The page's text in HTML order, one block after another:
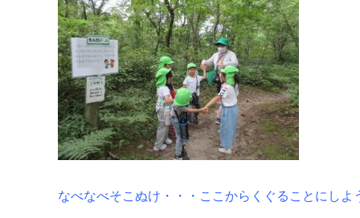
なべなべそこぬけ・・・ここからくぐることにしよ